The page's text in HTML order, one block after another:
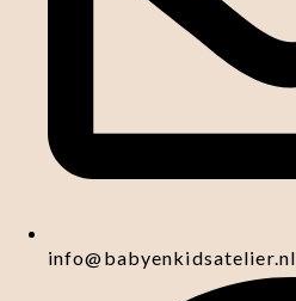
info@babyenkidsatelier.nl